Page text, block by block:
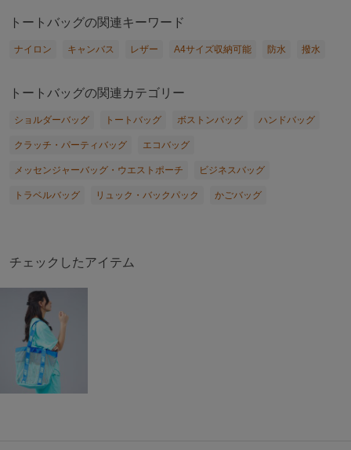
トートバッグの関連キーワード
ナイロン キャンバス レザー A4サイズ収納可能 防水 撥水
トートバッグの関連カテゴリー
ショルダーバッグ トートバッグ ボストンバッグ ハンドバッグ
クラッチ・パーティバッグ エコバッグ
メッセンジャーバッグ・ウエストポーチ ビジネスバッグ
トラベルバッグ リュック・バックパック かごバッグ
チェックしたアイテム